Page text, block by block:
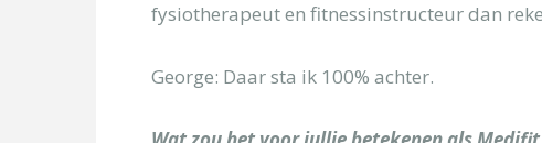
fysiotherapeut en fitnessinstructeur dan
George: Daar sta ik 100% achter.